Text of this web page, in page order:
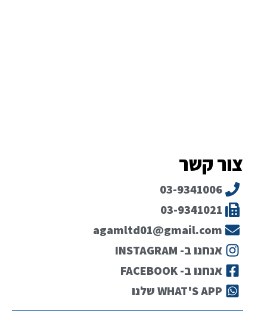
צור קשר
03-9341006
03-9341021
agamltd01@gmail.com
אנחנו ב- INSTAGRAM
אנחנו ב- FACEBOOK
WHAT'S APP שלנו